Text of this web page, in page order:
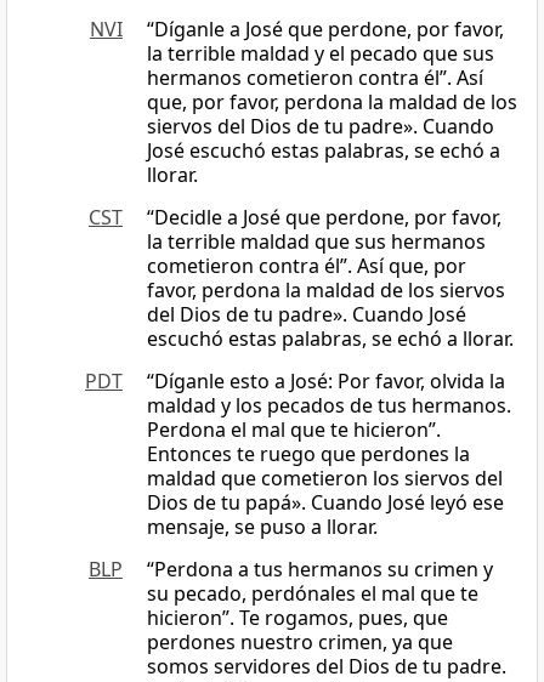
NVI
“Díganle a José que perdone, por favor,
la terrible maldad y el pecado que sus
hermanos cometieron contra él”. Así
que, por favor, perdona la maldad de los
siervos del Dios de tu padre». Cuando
José escuchó estas palabras, se echó a
llorar.
CST
“Decidle a José que perdone, por favor,
la terrible maldad que sus hermanos
cometieron contra él”. Así que, por
favor, perdona la maldad de los siervos
del Dios de tu padre». Cuando José
escuchó estas palabras, se echó a llorar.
PDT
“Díganle esto a José: Por favor, olvida la
maldad y los pecados de tus hermanos.
Perdona el mal que te hicieron”.
Entonces te ruego que perdones la
maldad que cometieron los siervos del
Dios de tu papá». Cuando José leyó ese
mensaje, se puso a llorar.
BLP
“Perdona a tus hermanos su crimen y
su pecado, perdónales el mal que te
hicieron”. Te rogamos, pues, que
perdones nuestro crimen, ya que
somos servidores del Dios de tu padre.